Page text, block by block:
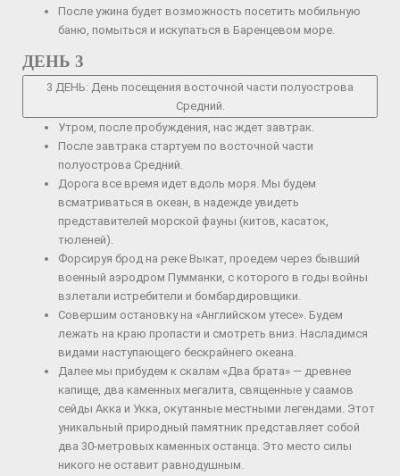
После ужина будет возможность посетить мобильную
баню, помыться и искупаться в Баренцевом море.
ДЕНЬ 3
3 ДЕНЬ: День посещения восточной части полуострова
Средний.
Утром, после пробуждения, нас ждет завтрак.
После завтрака стартуем по восточной части
полуострова Средний.
Дорога все время идет вдоль моря. Мы будем
всматриваться в океан, в надежде увидеть
представителей морской фауны (китов, касаток,
тюленей).
Форсируя брод на реке Выкат, проедем через бывший
военный аэродром Пумманки, с которого в годы войны
взлетали истребители и бомбардировщики.
Совершим остановку на «Английском утесе». Будем
лежать на краю пропасти и смотреть вниз. Насладимся
видами наступающего бескрайнего океана.
Далее мы прибудем к скалам «Два брата» — древнее
капище, два каменных мегалита, священные у саамов
сейды Акка и Укка, окутанные местными легендами. Этот
уникальный природный памятник представляет собой
два 30-метровых каменных останца. Это место силы
никого не оставит равнодушным.